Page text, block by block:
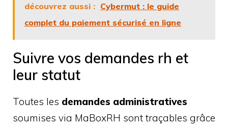
découvrez aussi : Cybermut : le guide
complet du paiement sécurisé en ligne
Suivre vos demandes rh et
leur statut
Toutes les demandes administratives
soumises via MaBoxRH sont traçables grâce